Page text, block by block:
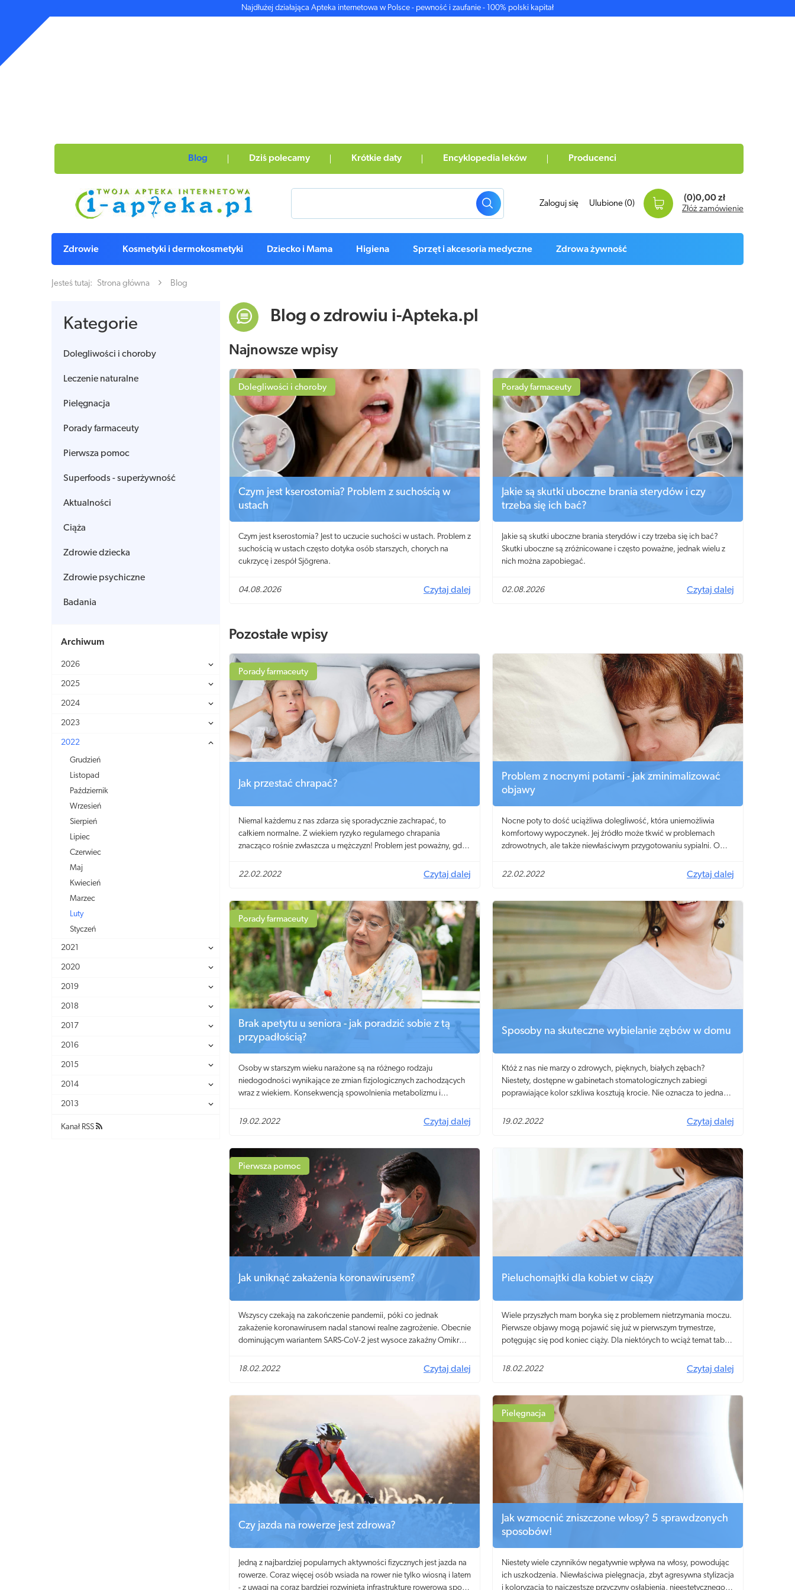
Najdłużej działająca Apteka internetowa w Polsce - pewność i zaufanie - 100% polski kapitał
Blog Dziś polecamy Krótkie daty Encyklopedia leków Producenci
Zaloguj się Ulubione (0)
(0)0,00 zł
Złóż zamówienie
Zdrowie Kosmetyki i dermokosmetyki Dziecko i Mama Higiena Sprzęt i akcesoria medyczne Zdrowa żywność
Jesteś tutaj: Strona główna Blog
Kategorie
Dolegliwości i choroby
Leczenie naturalne
Pielęgnacja
Porady farmaceuty
Pierwsza pomoc
Superfoods - superżywność
Aktualności
Ciąża
Zdrowie dziecka
Zdrowie psychiczne
Badania
Archiwum
2026
2025
2024
2023
2022
Grudzień
Listopad
Październik
Wrzesień
Sierpień
Lipiec
Czerwiec
Maj
Kwiecień
Marzec
Luty
Styczeń
2021
2020
2019
2018
2017
2016
2015
2014
2013
Kanał RSS
Blog o zdrowiu i-Apteka.pl
Najnowsze wpisy
Dolegliwości i choroby
Czym jest kserostomia? Problem z suchością w
ustach
Czym jest kserostomia? Jest to uczucie suchości w ustach. Problem z
suchością w ustach często dotyka osób starszych, chorych na
cukrzycę i zespół Sjögrena.
04.08.2026 Czytaj dalej
Porady farmaceuty
Jakie są skutki uboczne brania sterydów i czy
trzeba się ich bać?
Jakie są skutki uboczne brania sterydów i czy trzeba się ich bać?
Skutki uboczne są zróżnicowane i często poważne, jednak wielu z
nich można zapobiegać.
02.08.2026 Czytaj dalej
Pozostałe wpisy
Porady farmaceuty
Jak przestać chrapać?
Niemal każdemu z nas zdarza się sporadycznie zachrapać, to
całkiem normalne. Z wiekiem ryzyko regularnego chrapania
znacząco rośnie zwłaszcza u mężczyzn! Problem jest poważny, gdyż
chrapiemy? Jak przestać chrapać?
22.02.2022 Czytaj dalej
Problem z nocnymi potami - jak zminimalizować
objawy
Nocne poty to dość uciążliwa dolegliwość, która uniemożliwia
komfortowy wypoczynek. Jej źródło może tkwić w problemach
zdrowotnych, ale także niewłaściwym przygotowaniu sypialni. O
Poniższe porady pomogą zapewnić spokojny, zdrowy sen.
22.02.2022 Czytaj dalej
Porady farmaceuty
Brak apetytu u seniora - jak poradzić sobie z tą
przypadłością?
Osoby w starszym wieku narażone są na różnego rodzaju
niedogodności wynikające ze zmian fizjologicznych zachodzących
wraz z wiekiem. Konsekwencją spowolnienia metabolizmu i
seniorów brak apetytu. W jaki sposób zaradzić zaburzeniom
19.02.2022 Czytaj dalej
Sposoby na skuteczne wybielanie zębów w domu
Któż z nas nie marzy o zdrowych, pięknych, białych zębach?
Niestety, dostępne w gabinetach stomatologicznych zabiegi
poprawiające kolor szkliwa kosztują krocie. Nie oznacza to jednak,
wyglądającym uzębieniu. Od dziesiątek lat ludzkości są bowiem
19.02.2022 Czytaj dalej
Pierwsza pomoc
Jak uniknąć zakażenia koronawirusem?
Wszyscy czekają na zakończenie pandemii, póki co jednak
zakażenie koronawirusem nadal stanowi realne zagrożenie. Obecnie
dominującym wariantem SARS-CoV-2 jest wysoce zakaźny Omikron.
konieczne jest przestrzeganie obostrzeń i korzystanie ze środków
18.02.2022 Czytaj dalej
Pieluchomajtki dla kobiet w ciąży
Wiele przyszłych mam boryka się z problemem nietrzymania moczu.
Pierwsze objawy mogą pojawić się już w pierwszym trymestrze,
potęgując się pod koniec ciąży. Dla niektórych to wciąż temat tabu
sobie z tą dolegliwością i jakie produkty pomogą w utrzymaniu
pieluchomajtki.
18.02.2022 Czytaj dalej
Czy jazda na rowerze jest zdrowa?
Jedną z najbardziej popularnych aktywności fizycznych jest jazda na
rowerze. Coraz więcej osób wsiada na rower nie tylko wiosną i latem
- z uwagi na coraz bardziej rozwiniętą infrastrukturę rowerową sport
Pielęgnacja
Jak wzmocnić zniszczone włosy? 5 sprawdzonych
sposobów!
Niestety wiele czynników negatywnie wpływa na włosy, powodując
ich uszkodzenia. Niewłaściwa pielęgnacja, zbyt agresywna stylizacja
i koloryzacja to najczęstsze przyczyny osłabienia, nieestetycznego